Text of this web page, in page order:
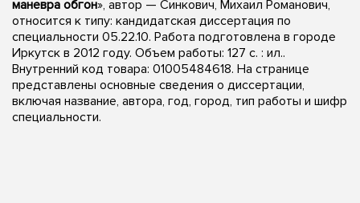
маневра обгон», автор — Синкович, Михаил Романович,
относится к типу: кандидатская диссертация по
специальности 05.22.10. Работа подготовлена в городе
Иркутск в 2012 году. Объем работы: 127 с. : ил..
Внутренний код товара: 01005484618. На странице
представлены основные сведения о диссертации,
включая название, автора, год, город, тип работы и шифр
специальности.